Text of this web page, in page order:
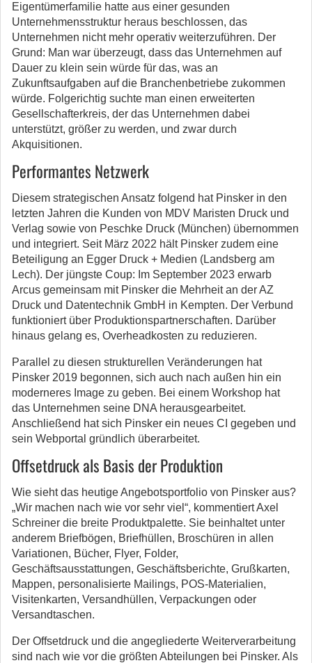
Eigentümerfamilie hatte aus einer gesunden
Unternehmensstruktur heraus beschlossen, das
Unternehmen nicht mehr operativ weiterzuführen. Der
Grund: Man war überzeugt, dass das Unternehmen auf
Dauer zu klein sein würde für das, was an
Zukunftsaufgaben auf die Branchenbetriebe zukommen
würde. Folgerichtig suchte man einen erweiterten
Gesellschafterkreis, der das Unternehmen dabei
unterstützt, größer zu werden, und zwar durch
Akquisitionen.
Performantes Netzwerk
Diesem strategischen Ansatz folgend hat Pinsker in den
letzten Jahren die Kunden von MDV Maristen Druck und
Verlag sowie von Peschke Druck (München) übernommen
und integriert. Seit März 2022 hält Pinsker zudem eine
Beteiligung an Egger Druck + Medien (Landsberg am
Lech). Der jüngste Coup: Im September 2023 erwarb
Arcus gemeinsam mit Pinsker die Mehrheit an der AZ
Druck und Datentechnik GmbH in Kempten. Der Verbund
funktioniert über Produktionspartnerschaften. Darüber
hinaus gelang es, Overheadkosten zu reduzieren.
Parallel zu diesen strukturellen Veränderungen hat
Pinsker 2019 begonnen, sich auch nach außen hin ein
moderneres Image zu geben. Bei einem Workshop hat
das Unternehmen seine DNA herausgearbeitet.
Anschließend hat sich Pinsker ein neues CI gegeben und
sein Webportal gründlich überarbeitet.
Offsetdruck als Basis der Produktion
Wie sieht das heutige Angebotsportfolio von Pinsker aus?
„Wir machen nach wie vor sehr viel“, kommentiert Axel
Schreiner die breite Produktpalette. Sie beinhaltet unter
anderem Briefbögen, Briefhüllen, Broschüren in allen
Variationen, Bücher, Flyer, Folder,
Geschäftsausstattungen, Geschäftsberichte, Grußkarten,
Mappen, personalisierte Mailings, POS-Materialien,
Visitenkarten, Versandhüllen, Verpackungen oder
Versandtaschen.
Der Offsetdruck und die angegliederte Weiterverarbeitung
sind nach wie vor die größten Abteilungen bei Pinsker. Als